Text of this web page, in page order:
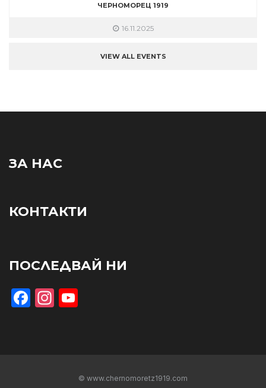
ЧЕРНОМОРЕЦ 1919
16.11.2025
VIEW ALL EVENTS
ЗА НАС
КОНТАКТИ
ПОСЛЕДВАЙ НИ
Facebook
Instagram
© www.chernomoretz1919.com